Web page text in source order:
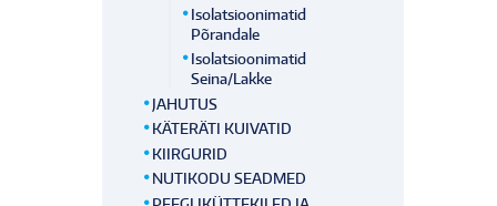
Isolatsioonimatid
Põrandale
Isolatsioonimatid
Seina/lakke
JAHUTUS
KÄTERÄTI KUIVATID
KIIRGURID
NUTIKODU SEADMED